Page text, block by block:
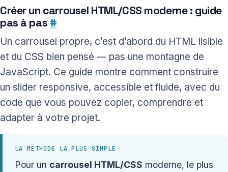
Créer un carrousel HTML/CSS moderne : guide
pas à pas #
Un carrousel propre, c’est d’abord du HTML lisible
et du CSS bien pensé — pas une montagne de
JavaScript. Ce guide montre comment construire
un slider responsive, accessible et fluide, avec du
code que vous pouvez copier, comprendre et
adapter à votre projet.
LA MÉTHODE LA PLUS SIMPLE
Pour un carrousel HTML/CSS moderne, le plus